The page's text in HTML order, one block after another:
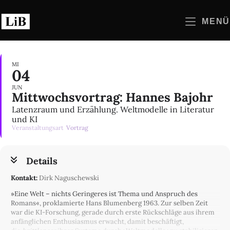
Inhalt
springen
MENÜ
MI
04
JUN
Mittwochsvortrag: Hannes Bajohr
Latenzraum und Erzählung. Weltmodelle in Literatur
und KI
Veranstaltungsart Vortrag
Details
Kontakt: Dirk Naguschewski
»Eine Welt – nichts Geringeres ist Thema und Anspruch des
Romans«, proklamierte Hans Blumenberg 1963. Zur selben Zeit
war die KI-Forschung, gerade durch erste Rückschläge aus ihrem
anfänglichen Enthusiasmus erwacht, damit beschäftigt,